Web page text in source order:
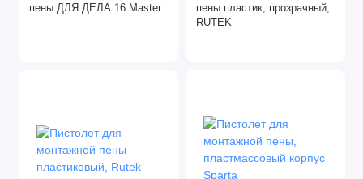
пены ДЛЯ ДЕЛА 16 Master
пены пластик, прозрачный,
RUTEK